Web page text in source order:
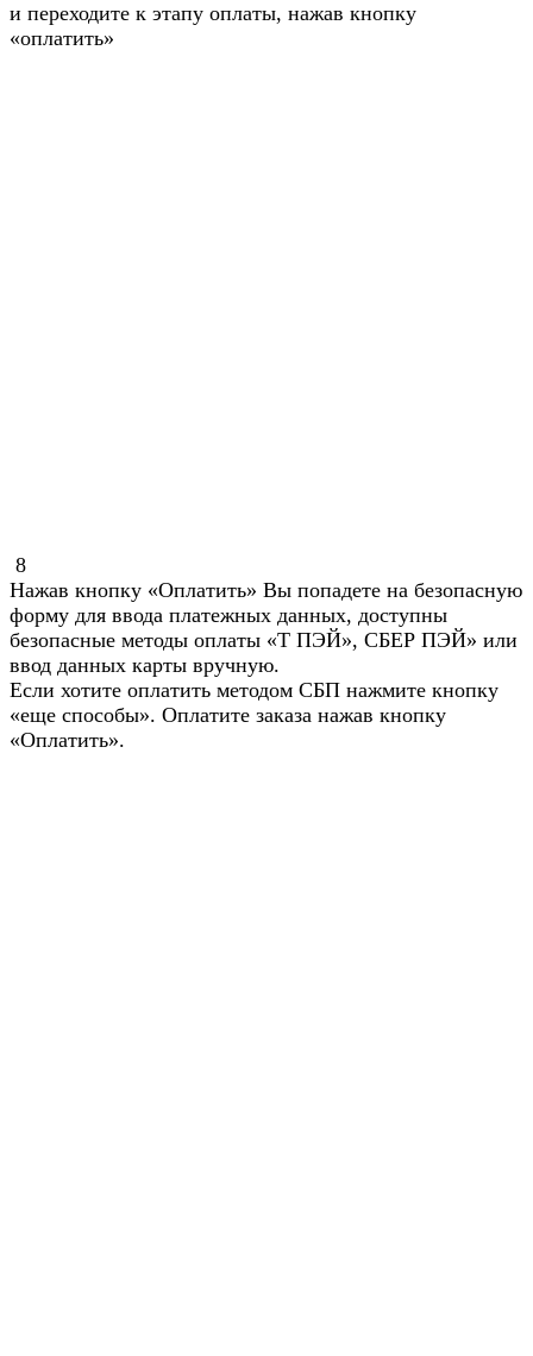
и переходите к этапу оплаты, нажав кнопку
«оплатить»
8
Нажав кнопку «Оплатить» Вы попадете на безопасную
форму для ввода платежных данных, доступны
безопасные методы оплаты «Т ПЭЙ», СБЕР ПЭЙ» или
ввод данных карты вручную.
Если хотите оплатить методом СБП нажмите кнопку
«еще способы». Оплатите заказа нажав кнопку
«Оплатить».